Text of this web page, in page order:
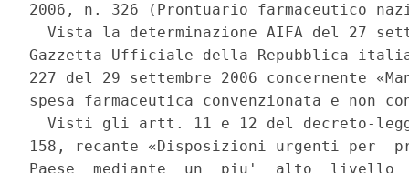
2006, n. 326 (Prontuario farmaceutico
Vista la determinazione AIFA del 27
Gazzetta Ufficiale della Repubblica
227 del 29 settembre 2006 concernente
spesa farmaceutica convenzionata e non
Visti gli artt. 11 e 12 del decreto-
158, recante «Disposizioni urgenti per
Paese  mediante  un  piu'  alto